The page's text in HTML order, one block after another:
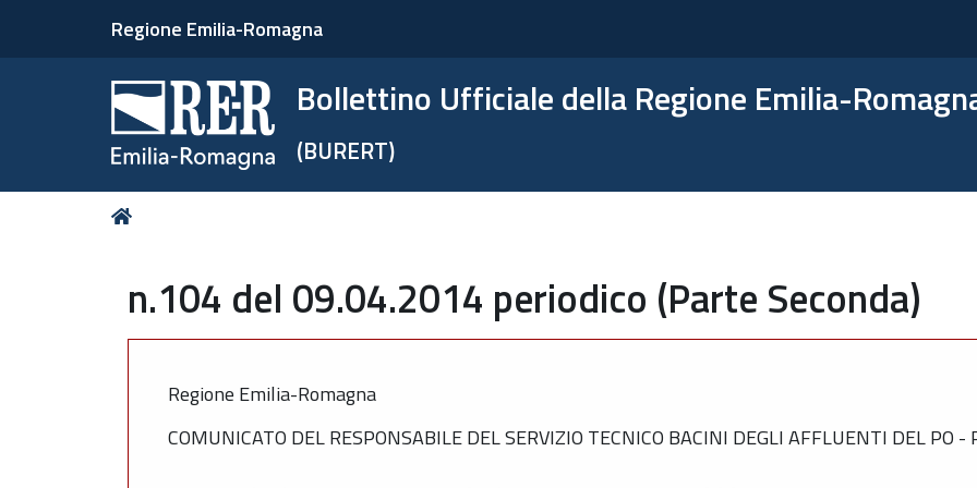
Regione Emilia-Romagna
Bollettino Ufficiale della Regione Emilia-
(BURERT)
Tu
n.104 del 09.04.2014 periodico (Parte Seconda)
Regione Emilia-Romagna
COMUNICATO DEL RESPONSABILE DEL SERVIZIO TECNICO BACINI DEGLI AFFLUENTI DEL PO -